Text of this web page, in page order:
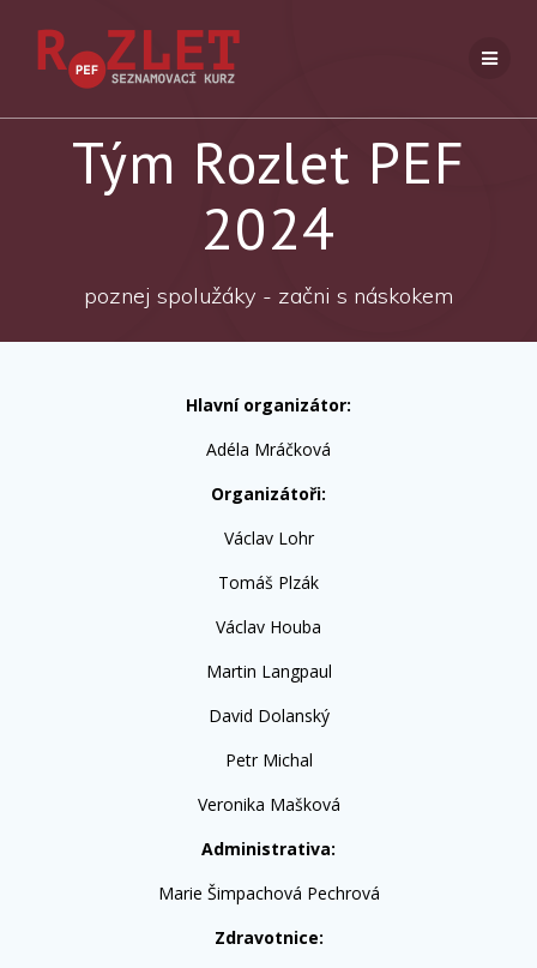
Tým Rozlet PEF
2024
poznej spolužáky - začni s náskokem
Hlavní organizátor:
Adéla Mráčková
Organizátoři:
Václav Lohr
Tomáš Plzák
Václav Houba
Martin Langpaul
David Dolanský
Petr Michal
Veronika Mašková
Administrativa:
Marie Šimpachová Pechrová
Zdravotnice: